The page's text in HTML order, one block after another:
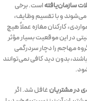
سازمان‌یافتهاست. برخی
می‌شوند و با تقسیم وظایف،
کارکنان مغازه عملاً هیچ
در این موقعیت بسیار مؤثر
مهاجم را دچار سردرگمی
بدون دید کافی نمی‌توانند
در مشتریانغافل شد. اگر